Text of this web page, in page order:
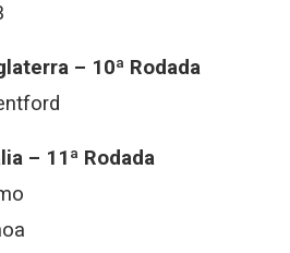
– 10ª Rodada
– 11ª Rodada